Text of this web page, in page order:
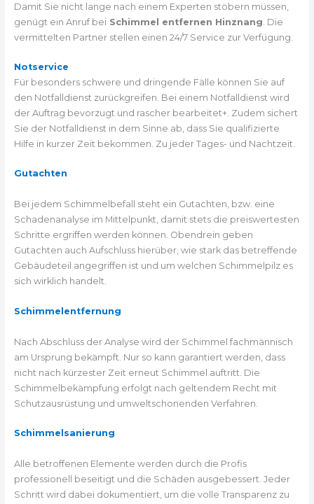
Damit Sie nicht lange nach einem Experten stöbern müssen,
genügt ein Anruf bei Schimmel entfernen Hinznang . Die
vermittelten Partner stellen einen 24/7 Service zur Verfügung.
Notservice
Für besonders schwere und dringende Fälle können Sie auf
den Notfalldienst zurückgreifen. Bei einem Notfalldienst wird
der Auftrag bevorzugt und rascher bearbeitet+. Zudem sichert
Sie der Notfalldienst in dem Sinne ab, dass Sie qualifizierte
Hilfe in kurzer Zeit bekommen. Zu jeder Tages- und Nachtzeit.
Gutachten
Bei jedem Schimmelbefall steht ein Gutachten, bzw. eine
Schadenanalyse im Mittelpunkt, damit stets die preiswertesten
Schritte ergriffen werden können. Obendrein geben
Gutachten auch Aufschluss hierüber, wie stark das betreffende
Gebäudeteil angegriffen ist und um welchen Schimmelpilz es
sich wirklich handelt.
Schimmelentfernung
Nach Abschluss der Analyse wird der Schimmel fachmännisch
am Ursprung bekämpft. Nur so kann garantiert werden, dass
nicht nach kürzester Zeit erneut Schimmel auftritt. Die
Schimmelbekämpfung erfolgt nach geltendem Recht mit
Schutzausrüstung und umweltschonenden Verfahren.
Schimmelsanierung
Alle betroffenen Elemente werden durch die Profis
professionell beseitigt und die Schäden ausgebessert. Jeder
Schritt wird dabei dokumentiert, um die volle Transparenz zu